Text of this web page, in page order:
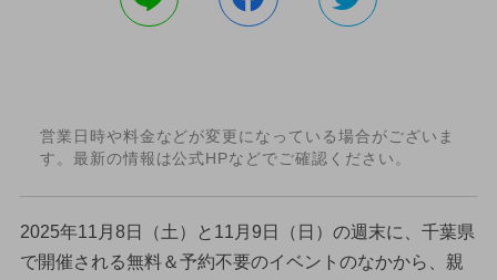
営業日時や料金などが変更になっている場合がございま
す。最新の情報は公式HPなどでご確認ください。
2025年11月8日（土）と11月9日（日）の週末に、千葉県
で開催される無料＆予約不要のイベントのなかから、親